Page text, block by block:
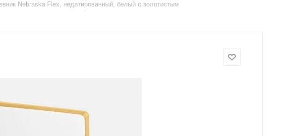
Nebraska Flex, недатированный, белый с золотистым